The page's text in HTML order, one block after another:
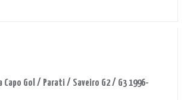
Capo Gol / Parati / Saveiro G2 / G3 1996-